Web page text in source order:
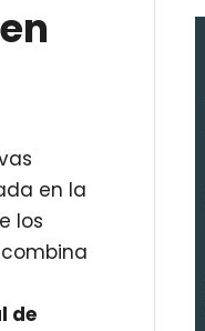
en la
los
de